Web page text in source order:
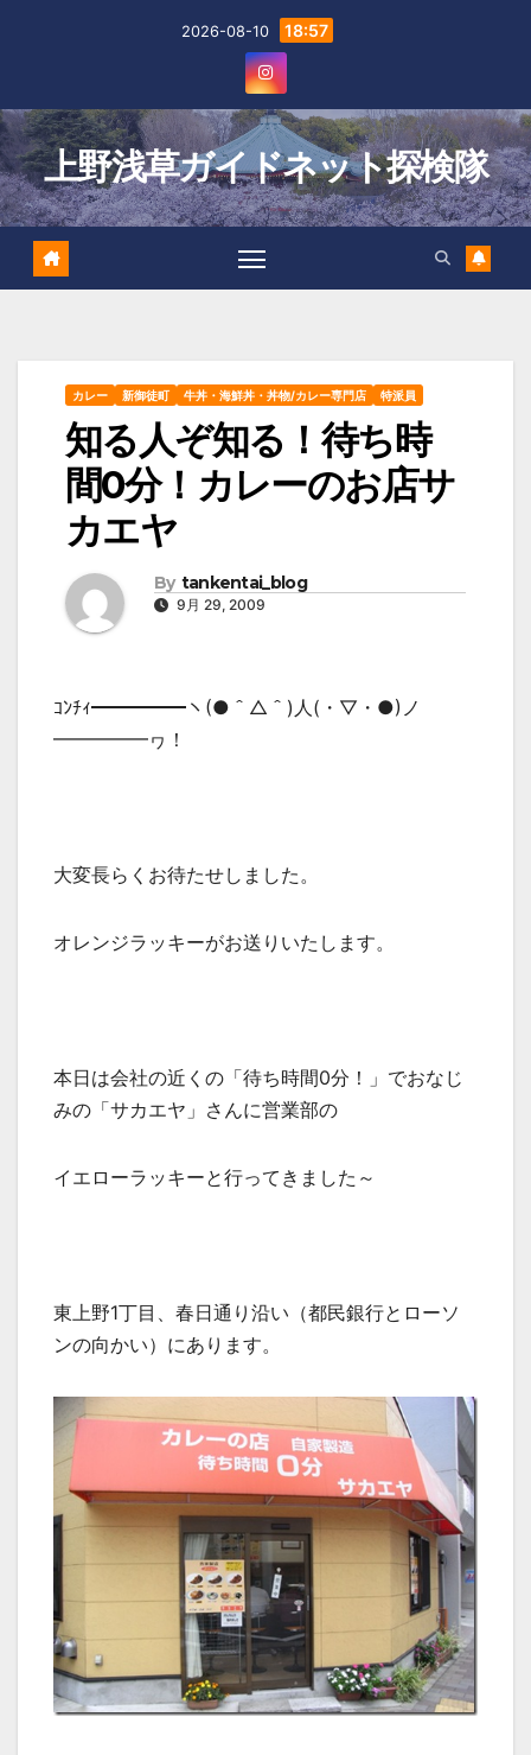
2026-08-10 18:57
上野浅草ガイドネット探検隊
カレー 新御徒町 牛丼・海鮮丼・丼物/カレー専門店 特派員
知る人ぞ知る！待ち時
間0分！カレーのお店サ
カエヤ
By tankentai_blog
9月 29, 2009
ｺﾝﾁｨ━━━━━ヽ(●＾△＾)人(・▽・●)ノ
━━━━━ヮ！
大変長らくお待たせしました。
オレンジラッキーがお送りいたします。
本日は会社の近くの「待ち時間0分！」でおなじ
みの「サカエヤ」さんに営業部の
イエローラッキーと行ってきました～
東上野1丁目、春日通り沿い（都民銀行とローソ
ンの向かい）にあります。